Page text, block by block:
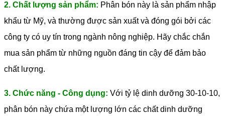
2. Chất lượng sản phẩm: Phân bón này là sản phẩm nhập
khẩu từ Mỹ, và thường được sản xuất và đóng gói bởi các
công ty có uy tín trong ngành nông nghiệp. Hãy chắc chắn
mua sản phẩm từ những nguồn đáng tin cậy để đảm bảo
chất lượng.
3. Chức năng - Công dụng: Với tỷ lệ dinh dưỡng 30-10-10,
phân bón này chứa một lượng lớn các chất dinh dưỡng